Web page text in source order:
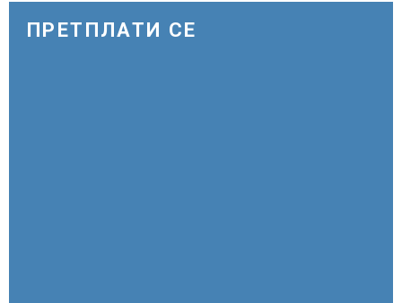
прилепски бранители
ПРЕТПЛАТИ СЕ